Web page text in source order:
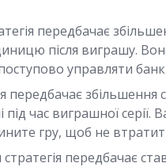
передбачає
після виграшу.
управляти
передбачає
час виграшної серії.
гру, щоб не
передбачає